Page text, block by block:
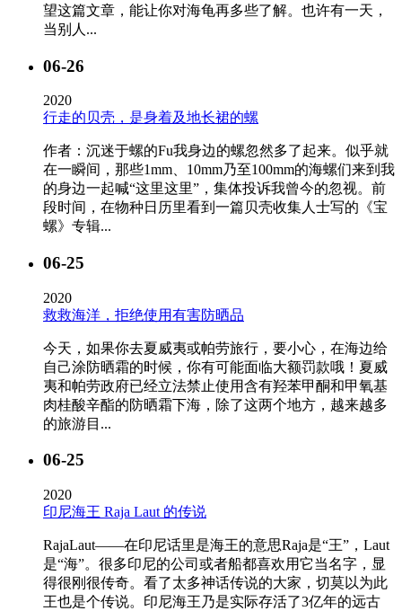
望这篇文章，能让你对海龟再多些了解。也许有一天，
当别人...
06-26
2020
行走的贝壳，是身着及地长裙的螺
作者：沉迷于螺的Fu我身边的螺忽然多了起来。似乎就
在一瞬间，那些1mm、10mm乃至100mm的海螺们来到我
的身边一起喊“这里这里”，集体投诉我曾今的忽视。前
段时间，在物种日历里看到一篇贝壳收集人士写的《宝
螺》专辑...
06-25
2020
救救海洋，拒绝使用有害防晒品
今天，如果你去夏威夷或帕劳旅行，要小心，在海边给
自己涂防晒霜的时候，你有可能面临大额罚款哦！夏威
夷和帕劳政府已经立法禁止使用含有羟苯甲酮和甲氧基
肉桂酸辛酯的防晒霜下海，除了这两个地方，越来越多
的旅游目...
06-25
2020
印尼海王 Raja Laut 的传说
RajaLaut——在印尼话里是海王的意思Raja是“王”，Laut
是“海”。很多印尼的公司或者船都喜欢用它当名字，显
得很刚很传奇。看了太多神话传说的大家，切莫以为此
王也是个传说。印尼海王乃是实际存活了3亿年的远古